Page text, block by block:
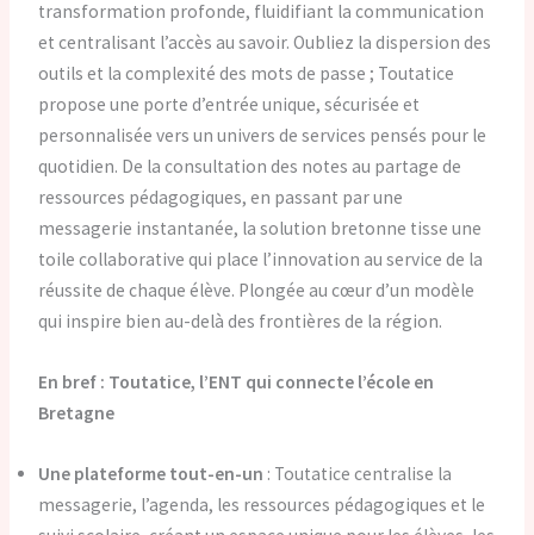
transformation profonde, fluidifiant la communication
et centralisant l’accès au savoir. Oubliez la dispersion des
outils et la complexité des mots de passe ; Toutatice
propose une porte d’entrée unique, sécurisée et
personnalisée vers un univers de services pensés pour le
quotidien. De la consultation des notes au partage de
ressources pédagogiques, en passant par une
messagerie instantanée, la solution bretonne tisse une
toile collaborative qui place l’innovation au service de la
réussite de chaque élève. Plongée au cœur d’un modèle
qui inspire bien au-delà des frontières de la région.
En bref : Toutatice, l’ENT qui connecte l’école en
Bretagne
Une plateforme tout-en-un : Toutatice centralise la
messagerie, l’agenda, les ressources pédagogiques et le